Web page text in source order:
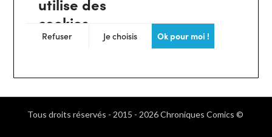
Tous droits réservés - 2015 - 2026 Chroniques Comics ©